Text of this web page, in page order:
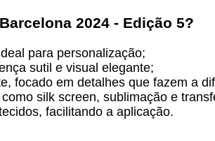
2024 - Edição 5?
para personalização;
sutil e visual elegante;
focado em detalhes que fazem a
silk screen, sublimação e
facilitando a aplicação.